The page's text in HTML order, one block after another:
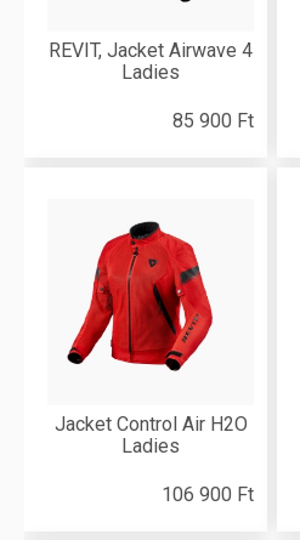
REVIT, Jacket Airwave 4
Ladies
85 900 Ft
Jacket Control Air H2O
Ladies
106 900 Ft